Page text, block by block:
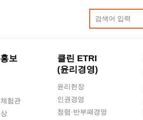
보
험관
클린 ETRI
(윤리경영)
윤리헌장
인권경영
청렴·반부패경영